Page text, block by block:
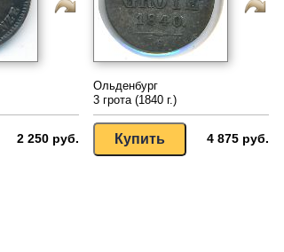
2 250 руб.
Ольденбург
3 грота (1840 г.)
4 875 руб.